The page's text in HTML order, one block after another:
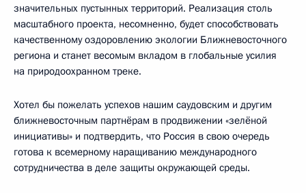
значительных пустынных территорий. Реализация столь
масштабного проекта, несомненно, будет способствовать
качественному оздоровлению экологии Ближневосточного
региона и станет весомым вкладом в глобальные усилия
на природоохранном треке.
Хотел бы пожелать успехов нашим саудовским и другим
ближневосточным партнёрам в продвижении «зелёной
инициативы» и подтвердить, что Россия в свою очередь
готова к всемерному наращиванию международного
сотрудничества в деле защиты окружающей среды.